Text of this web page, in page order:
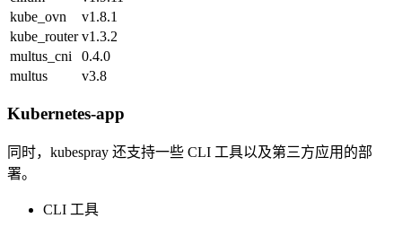
kube_ovn
v1.8.1
kube_router v1.3.2
multus_cni
0.4.0
multus
v3.8
Kubernetes-app
同时，kubespray 还支持一些 CLI 工具以及第三方应用的部
署。
CLI 工具